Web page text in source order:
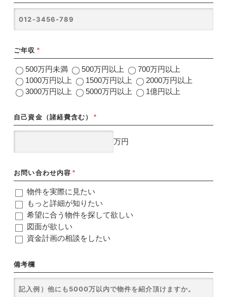
ご年収 *
500万円未満 500万円以上
700万円以上
1000万円以上
1500万円以上
2000万円以上
3000万円以上
5000万円以上 1億円以上
自己資金（諸経費含む） *
万円
お問い合わせ内容 *
物件を実際に見たい
もっと詳細が知りたい
希望に合う物件を探して欲しい
図面が欲しい
資金計画の相談をしたい
備考欄